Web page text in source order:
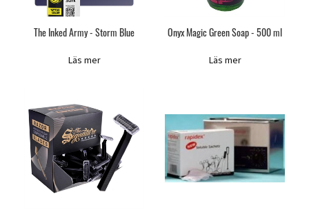
The Inked Army - Storm Blue
Läs mer
Onyx Magic Green Soap - 500 ml
Läs mer